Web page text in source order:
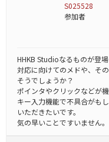
S025528
参加者
HHKB Studioなるものが登
対応に向けてのメドや、そ
そうでしょうか？
ポインタやクリックなどが
キー入力機能で不具合がも
いただきたいです。
気の早いことですいません。